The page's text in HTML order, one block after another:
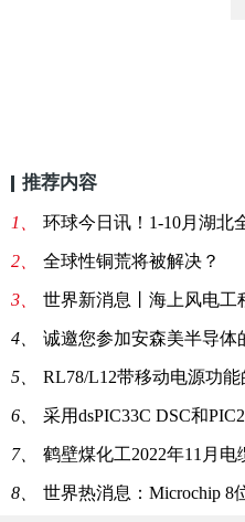
推荐内容
1、 环球今日讯！1-10月湖北全社会
2、 全球性铜荒将被解决？
3、 世界新消息丨海上风电工
4、 诚邀您参加安森美半导体的视频竞赛
5、 RL78/L12带移动电源功能
6、 采用dsPIC33C DSC和
7、 鹤壁煤化工2022年11月电
8、 世界热消息：Microchip 8